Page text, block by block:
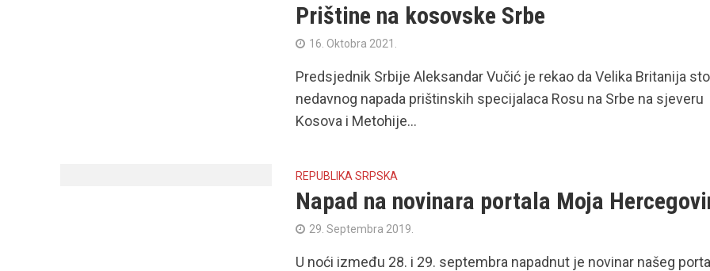
Prištine na kosovske Srbe
16. Oktobra 2021.
Predsjednik Srbije Aleksandar Vučić je rekao da Velika Britanija
nedavnog napada prištinskih specijalaca Rosu na Srbe na sjeveru
Kosova i Metohije...
REPUBLIKA SRPSKA
Napad na novinara portala Moja
29. Septembra 2019.
U noći između 28. i 29. septembra napadnut je novinar našeg